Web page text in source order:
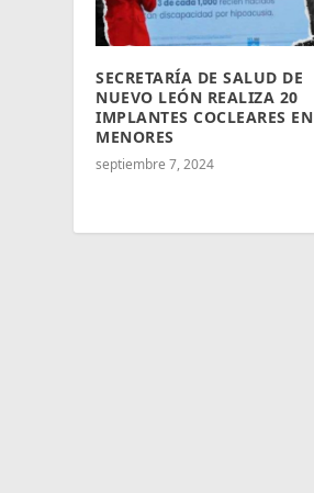
SECRETARÍA DE SALUD DE
NUEVO LEÓN REALIZA 20
IMPLANTES COCLEARES EN
MENORES
septiembre 7, 2024